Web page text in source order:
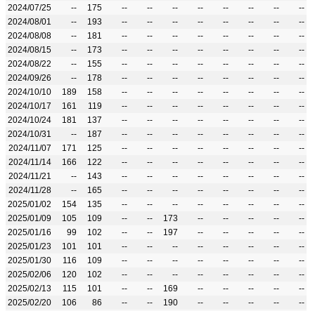
2024/07/25
-- 175 -- -- -- -- -- -- --
--
2024/08/01
-- 193 -- -- -- -- -- -- --
--
2024/08/08
-- 181 -- -- -- -- -- -- --
--
2024/08/15
-- 173 -- -- -- -- -- -- --
--
2024/08/22
-- 155 -- -- -- -- -- -- --
--
2024/09/26
-- 178 -- -- -- -- -- -- --
--
2024/10/10
189 158 -- -- -- -- -- -- --
--
2024/10/17
161 119 -- -- -- -- -- -- --
--
2024/10/24
181 137 -- -- -- -- -- -- --
--
2024/10/31
-- 187 -- -- -- -- -- -- --
--
2024/11/07
171 125 -- -- -- -- -- -- --
--
2024/11/14
166 122 -- -- -- -- -- -- --
--
2024/11/21
-- 143 -- -- -- -- -- -- --
--
2024/11/28
-- 165 -- -- -- -- -- -- --
--
2025/01/02
154 135 -- -- -- -- -- -- --
--
2025/01/09
105 109 -- -- 173 -- -- -- --
--
2025/01/16
99 102 -- -- 197 -- -- -- --
--
2025/01/23
101 101 -- -- -- -- -- -- --
--
2025/01/30
116 109 -- -- -- -- -- -- --
--
2025/02/06
120 102 -- -- -- -- -- -- --
--
2025/02/13
115 101 -- -- 169 -- -- -- --
--
2025/02/20
106 86 -- -- 190 -- -- -- --
--